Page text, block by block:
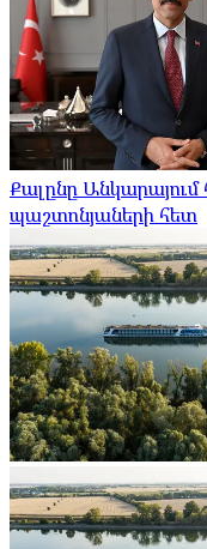
Քալընը Անկարայում
պաշտոնյաների հետ